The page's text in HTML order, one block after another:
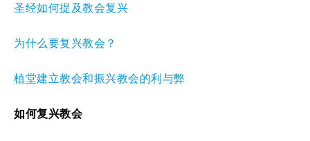
圣经如何提及教会复兴
为什么要复兴教会？
植堂建立教会和振兴教会的利与弊
如何复兴教会